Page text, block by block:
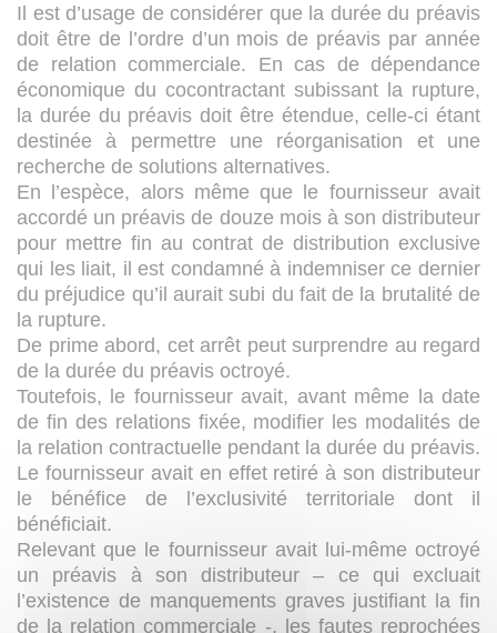
Il est d’usage de considérer que la durée du préavis
doit être de l’ordre d’un mois de préavis par année
de relation commerciale. En cas de dépendance
économique du cocontractant subissant la rupture,
la durée du préavis doit être étendue, celle-ci étant
destinée à permettre une réorganisation et une
recherche de solutions alternatives.
En l’espèce, alors même que le fournisseur avait
accordé un préavis de douze mois à son distributeur
pour mettre fin au contrat de distribution exclusive
qui les liait, il est condamné à indemniser ce dernier
du préjudice qu’il aurait subi du fait de la brutalité de
la rupture.
De prime abord, cet arrêt peut surprendre au regard
de la durée du préavis octroyé.
Toutefois, le fournisseur avait, avant même la date
de fin des relations fixée, modifier les modalités de
la relation contractuelle pendant la durée du préavis.
Le fournisseur avait en effet retiré à son distributeur
le bénéfice de l’exclusivité territoriale dont il
bénéficiait.
Relevant que le fournisseur avait lui-même octroyé
un préavis à son distributeur – ce qui excluait
l’existence de manquements graves justifiant la fin
de la relation commerciale -, les fautes reprochées